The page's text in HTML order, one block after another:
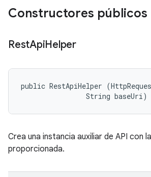
Constructores públicos
RestApiHelper
public RestApiHelper
                String baseUri)
Crea una instancia auxiliar de API con
proporcionada.